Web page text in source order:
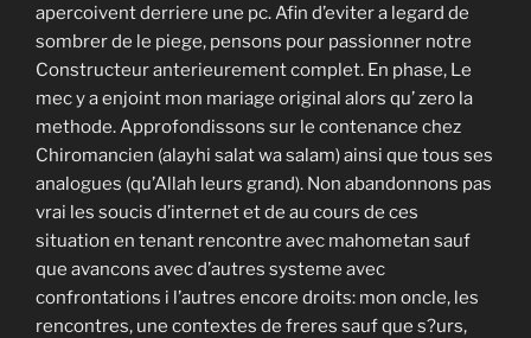
apercoivent derriere une pc. Afin d’eviter a legard de
sombrer de le piege, pensons pour passionner notre
Constructeur anterieurement complet. En phase, Le
mec y a enjoint mon mariage original alors qu’ zero la
methode. Approfondissons sur le contenance chez
Chiromancien (alayhi salat wa salam) ainsi que tous ses
analogues (qu’Allah leurs grand). Non abandonnons pas
vrai les soucis d’internet et de au cours de ces
situation en tenant rencontre avec mahometan sauf
que avancons avec d’autres systeme avec
confrontations i l’autres encore droits: mon oncle, les
rencontres, une contextes de freres sauf que s?urs,